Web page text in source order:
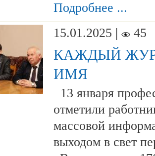
Подробнее ...
15.01.2025 |
45
КАЖДЫЙ
ИМЯ
13 января
отметили
массовой
выходом в свет